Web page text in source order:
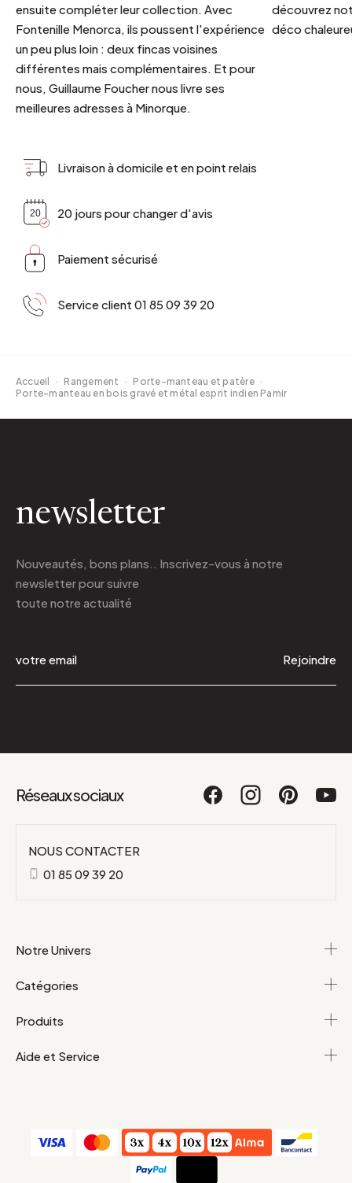
ensuite compléter leur collection. Avec
Fontenille Menorca, ils poussent l'expérience
un peu plus loin : deux fincas voisines
différentes mais complémentaires. Et pour
nous, Guillaume Foucher nous livre ses
meilleures adresses à Minorque.
découvrez
déco
Livraison à domicile et en point relais
20 jours pour changer d'avis
Paiement sécurisé
Service client 01 85 09 39 20
Accueil · Rangement · Porte-manteau et patère ·
Porte-manteau en bois gravé et métal esprit indien Pamir
newsletter
Nouveautés, bons plans.. Inscrivez-vous à notre
newsletterpour suivre
toute notre actualité
Rejoindre
Réseaux sociaux
NOUS CONTACTER
01 85 09 39 20
Notre Univers
Catégories
Produits
Aide et Service